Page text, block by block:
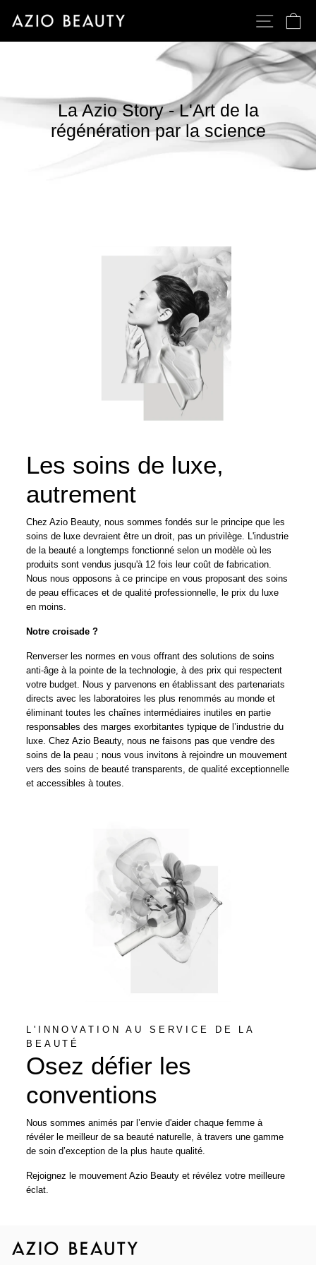
La Azio Story - L'Art de la
régénération par la science
Les soins de luxe,
autrement
Chez Azio Beauty, nous sommes fondés sur le principe que les
soins de luxe devraient être un droit, pas un privilège. L'industrie
de la beauté a longtemps fonctionné selon un modèle où les
produits sont vendus jusqu'à 12 fois leur coût de fabrication.
Nous nous opposons à ce principe en vous proposant des soins
de peau efficaces et de qualité professionnelle, le prix du luxe
en moins.
Notre croisade ?
Renverser les normes en vous offrant des solutions de soins
anti-âge à la pointe de la technologie, à des prix qui respectent
votre budget. Nous y parvenons en établissant des partenariats
directs avec les laboratoires les plus renommés au monde et
éliminant toutes les chaînes intermédiaires inutiles en partie
responsables des marges exorbitantes typique de l’industrie du
luxe. Chez Azio Beauty, nous ne faisons pas que vendre des
soins de la peau ; nous vous invitons à rejoindre un mouvement
vers des soins de beauté transparents, de qualité exceptionnelle
et accessibles à toutes.
L'INNOVATION AU SERVICE DE LA
BEAUTÉ
Osez défier les
conventions
Nous sommes animés par l’envie d'aider chaque femme à
révéler le meilleur de sa beauté naturelle, à travers une gamme
de soin d’exception de la plus haute qualité.
Rejoignez le mouvement Azio Beauty et révélez votre meilleure
éclat.